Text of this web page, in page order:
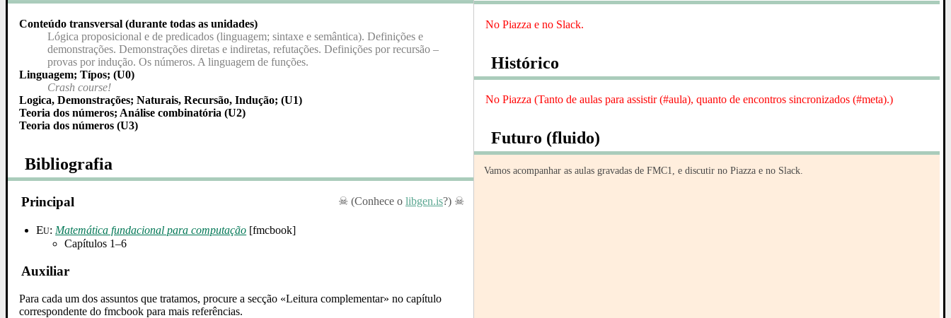
Conteúdo transversal (durante todas as unidades)
Lógica proposicional e de predicados (linguagem; sintaxe e semântica). Definições e
demonstrações. Demonstrações diretas e indiretas, refutações. Definições por recursão –
provas por indução. Os números. A linguagem de funções.
Linguagem; Típos; (U0)
Crash course!
Logica, Demonstrações; Naturais, Recursão, Indução; (U1)
Teoria dos números; Análise combinatória (U2)
Teoria dos números (U3)
Bibliografia
(Conhece o libgen.is?)
Principal
Eu: Matemática fundacional para computação [fmcbook]
Capítulos 1–6
Auxiliar
Para cada um dos assuntos que tratamos, procure a secção «Leitura complementar» no capítulo
correspondente do fmcbook para mais referências.
No Piazza e no Slack.
Histórico
No Piazza (Tanto de aulas para assistir (#aula), quanto de encontros sincronizados (#meta).)
Futuro (fluido)
Vamos acompanhar as aulas gravadas de FMC1, e discutir no Piazza e no Slack.